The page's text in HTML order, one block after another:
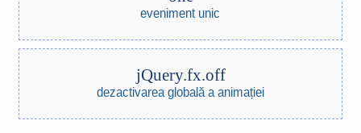
eveniment unic
jQuery.fx.off
dezactivarea globală a animației